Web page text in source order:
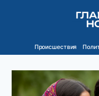
Происшествия